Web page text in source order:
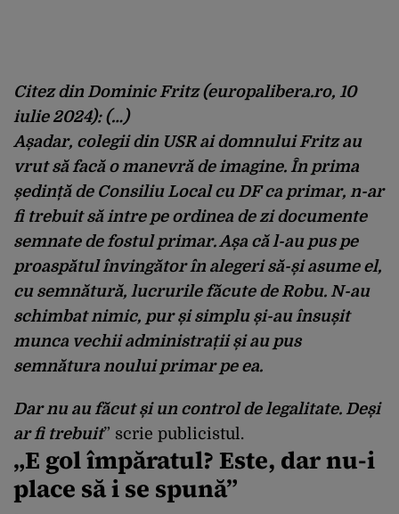
Citez din Dominic Fritz (europalibera.ro, 10
iulie 2024): (…)
Așadar, colegii din USR ai domnului Fritz au
vrut să facă o manevră de imagine. În prima
ședință de Consiliu Local cu DF ca primar, n-ar
fi trebuit să intre pe ordinea de zi documente
semnate de fostul primar. Așa că l-au pus pe
proaspătul învingător în alegeri să-și asume el,
cu semnătură, lucrurile făcute de Robu. N-au
schimbat nimic, pur și simplu și-au însușit
munca vechii administrații și au pus
semnătura noului primar pe ea.
Dar nu au făcut și un control de legalitate. Deși
ar fi trebuit” scrie publicistul.
„E gol împăratul? Este, dar nu-i
place să i se spună”